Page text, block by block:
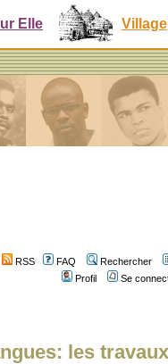
Elle Village
RSS FAQ
Rechercher
Profil
Se
les